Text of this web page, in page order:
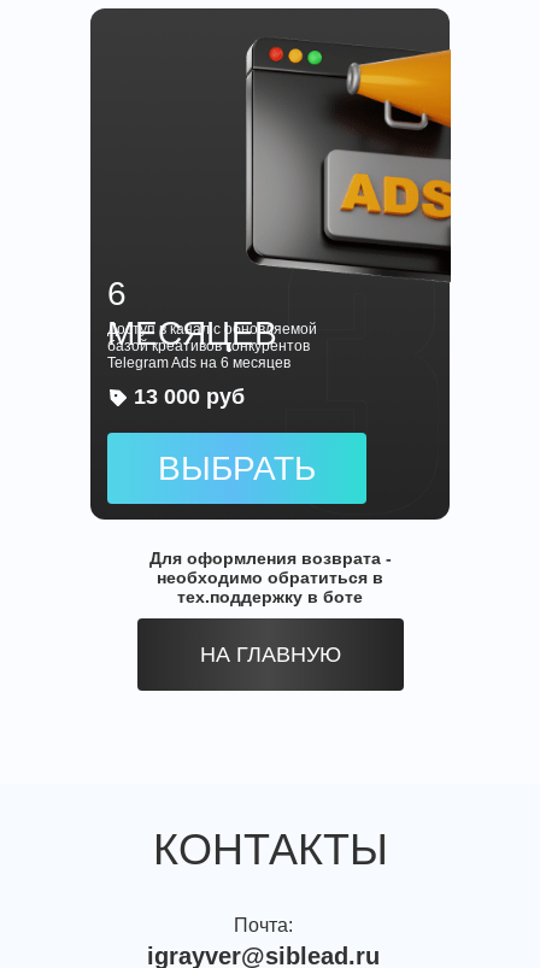
Для оформления возврата -
необходимо обратиться в
тех.поддержку в боте
НА ГЛАВНУЮ
13 000 руб
6
МЕСЯЦЕВ
ВЫБРАТЬ
Доступ в канал с обновляемой
базой креативов конкурентов
Telegram Ads на 6 месяцев
КОНТАКТЫ
Почта:
igrayver@siblead.ru